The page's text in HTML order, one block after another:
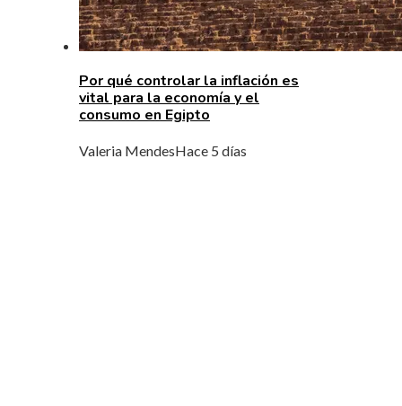
Por qué controlar la inflación es
vital para la economía y el
consumo en Egipto
Valeria MendesHace 5 días